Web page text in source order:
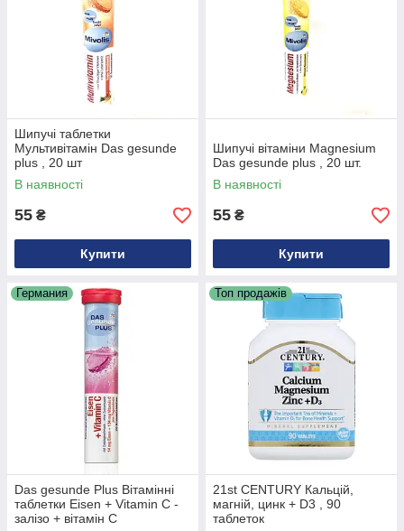
Шипучі таблетки
Мультивітамін Das gesunde
plus , 20 шт
В наявності
55 ₴
Купити
Шипучі вітаміни Magnesium
Das gesunde plus , 20 шт.
В наявності
55 ₴
Купити
Германия
Das gesunde Plus Вітамінні
таблетки Eisen + Vitamin C -
залізо + вітамін С
Топ продажів
21st CENTURY Кальцій,
магній, цинк + D3 , 90
таблеток